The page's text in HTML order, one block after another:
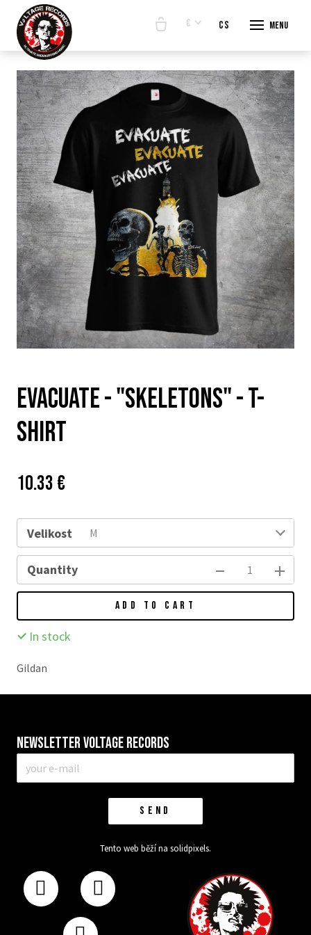
Menu
€ cs en
E-
BANDS
ABOUT
EVACUATE - "SKELETONS" - T-
SHIRT
Price:
10.33 €
Velikost M
Quantity
ADD TO CART
In stock
Gildan
Newsletter VOLTAGE RECORDS
mail
SEND
Tento web běží na solidpixels.